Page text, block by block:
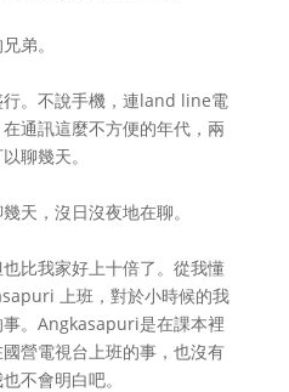
弟。
。不說手機，連land line電
通訊這麼不方便的年代，兩
聊幾天。
天，沒日沒夜地在聊。
比我家好上十倍了。從我懂
上班，對於小時候的我
。Angkasapuri是在課本裡
營電視台上班的事，也沒有
不會明白吧。